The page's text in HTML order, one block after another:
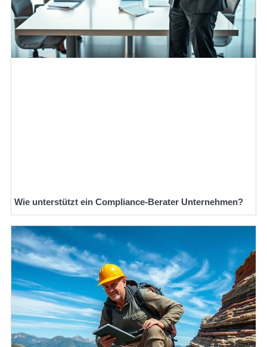
Wie unterstützt ein Compliance-Berater Unternehmen?